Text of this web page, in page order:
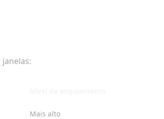
Mais alto